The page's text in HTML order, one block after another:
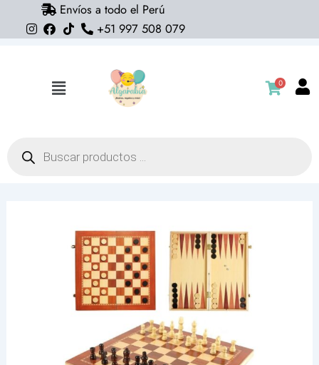
Envíos a todo el Perú
+51 997 508 079
Flyout
0
productos